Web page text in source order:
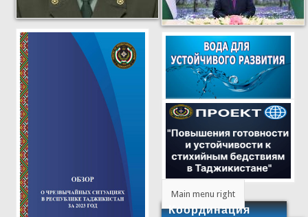
Main menu right
Координация